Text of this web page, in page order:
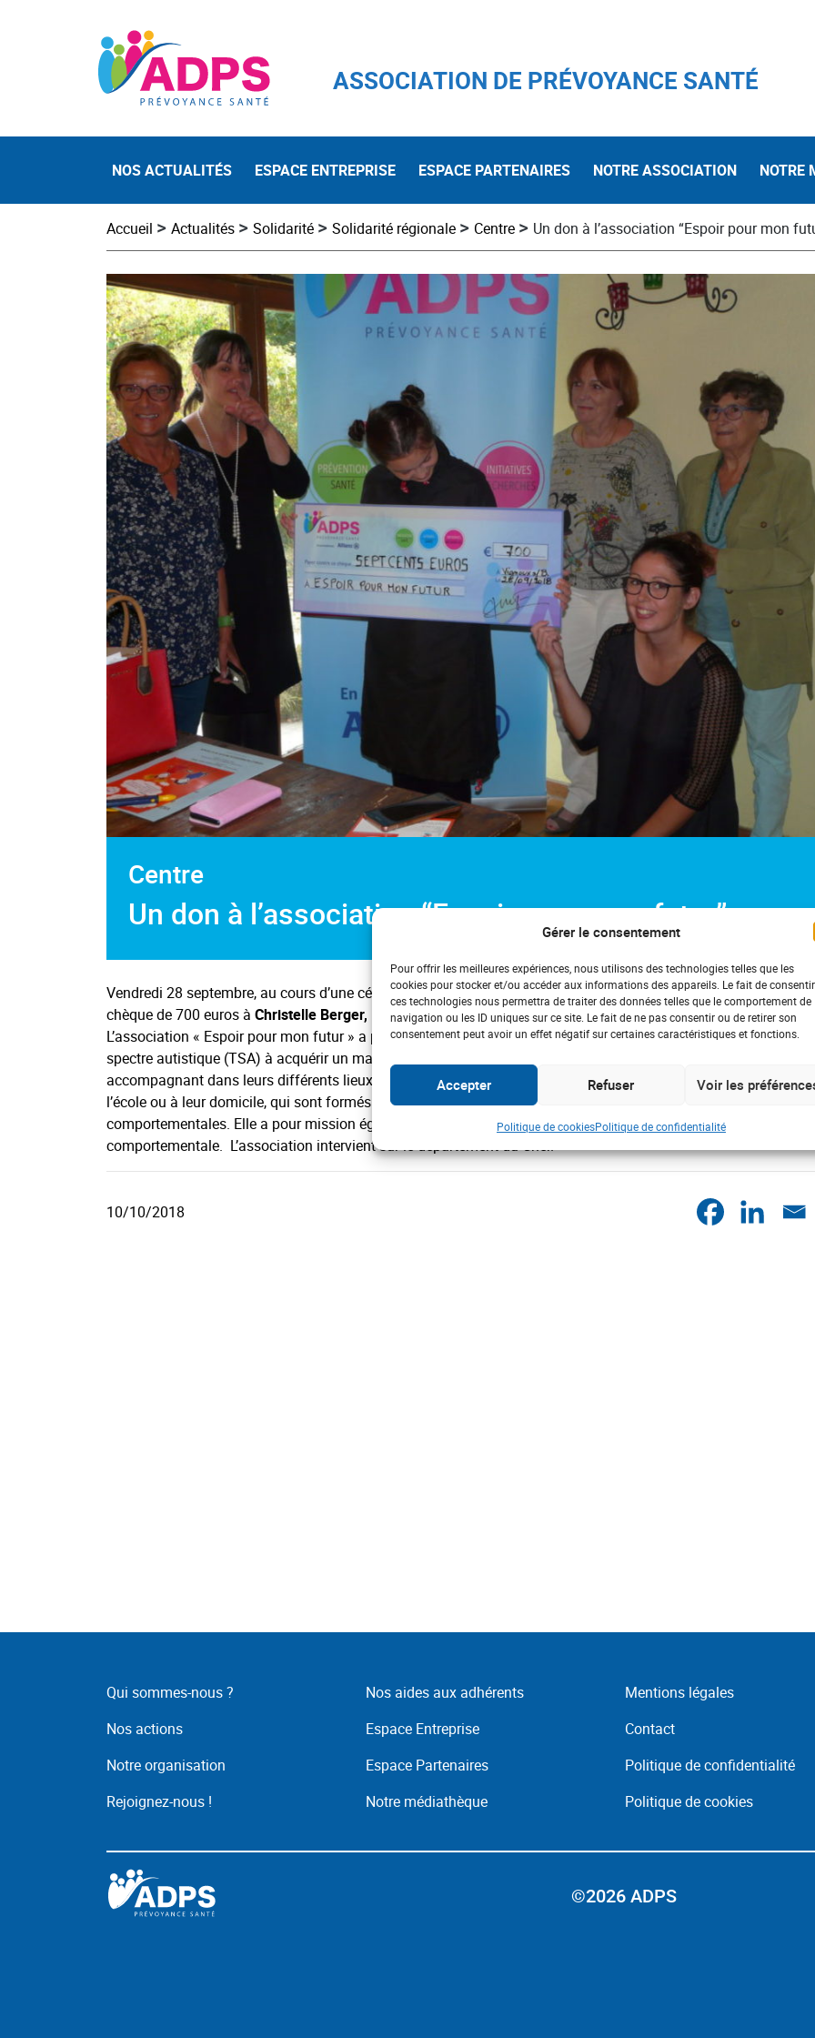
Gérer le consentement
Pour offrir les meilleures expériences, nous utilisons des technologies telles que les
cookies pour stocker et/ou accéder aux informations des appareils. Le fait de
ces technologies nous permettra de traiter des données telles que le comportement de
navigation ou les ID uniques sur ce site. Le fait de ne pas consentir ou de retirer son
consentement peut avoir un effet négatif sur certaines caractéristiques et fonctions.
Accepter Refuser Voir les
Politique de cookiesPolitique de confidentialité
ASSOCIATION DE PRÉVOYANCE SANTÉ
NOS ACTUALITÉS ESPACE ENTREPRISE ESPACE PARTENAIRES NOTRE ASSOCIATION NOTRE
Accueil > Actualités > Solidarité > Solidarité régionale > Centre > Un don à l’association “Espoir pour mon
Centre
Un don à l’association “Espoir pour mon futur”
Vendredi 28 septembre, au cours d’une cérémonie,Marie France Charfoulaud,déléguée régionale ADPS, a
chèque de 700 euros à Christelle Berger,
présidente de l’association « Espoir pour mon futur ».
L’association « Espoir pour mon futur » a pour mission d’aider les enfants et les adolescents atteints de troubles
spectre autistique (TSA) à acquérir un maximum d’autonomie et de favoriser leur intégration scolaire et
accompagnant dans leurs différents lieux de vie. Elle fait intervenir des accompagnateurs auprès des enfants,
l’école ou à leur domicile, qui sont formés et encadrés par une psychologue spécialisée aux techniques
comportementales. Elle a pour mission également de former et d’informer les familles à l’approche
comportementale. L’association intervient sur le département du Cher.
10/10/2018
Qui sommes-nous ?
Nos actions
Notre organisation
Rejoignez-nous !
Nos aides aux adhérents
Espace Entreprise
Espace Partenaires
Notre médiathèque
Mentions légales
Contact
Politique de confidentialité
Politique de cookies
©2026 ADPS